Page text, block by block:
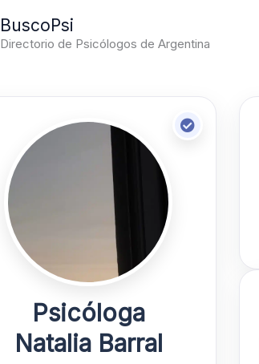
BuscoPsi
Directorio de Psicólogos de Argentina
Psicóloga
Natalia Barral